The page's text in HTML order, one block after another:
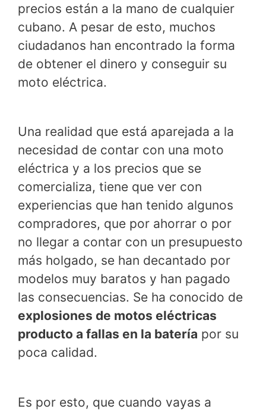
precios están a la mano de cualquier
cubano. A pesar de esto, muchos
ciudadanos han encontrado la forma
de obtener el dinero y conseguir su
moto eléctrica.
Una realidad que está aparejada a la
necesidad de contar con una moto
eléctrica y a los precios que se
comercializa, tiene que ver con
experiencias que han tenido algunos
compradores, que por ahorrar o por
no llegar a contar con un presupuesto
más holgado, se han decantado por
modelos muy baratos y han pagado
las consecuencias. Se ha conocido de
explosiones de motos eléctricas
producto a fallas en la batería por su
poca calidad.
Es por esto, que cuando vayas a